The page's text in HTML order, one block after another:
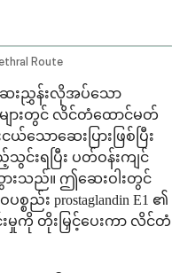
Route
ဆေးညွှန်းလိုအပ်သော
များတွင် လိင်တံထောင်မတ်
ောဆေးပြားဖြစ်ပြီး
ရပြီး ပတ်ဝန်းကျင်
ားသည်။ ဤဆေးဝါးတွင်
း prostaglandin E1 ၏
င်းမှုကို တိုးမြှင့်ပေးကာ လိင်တံ